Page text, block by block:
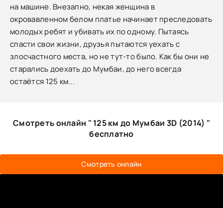
на машине. Внезапно, некая женщина в
окровавленном белом платье начинает преследовать
молодых ребят и убивать их по одному. Пытаясь
спасти свои жизни, друзья пытаются уехать с
злосчастного места, но не тут-то было. Как бы они не
старались доехать до Мумбаи, до него всегда
остаётся 125 км...
Смотреть онлайн " 125 км до Мумбаи 3D (2014) "
бесплатно
Смотреть онлайн